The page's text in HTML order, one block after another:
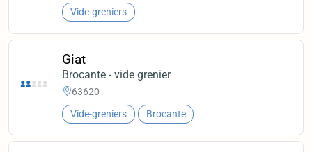
Vide-greniers
Giat
Brocante - vide grenier
63620 -
Vide-greniers Brocante